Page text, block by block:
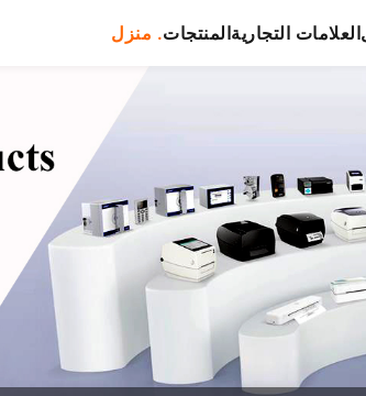
منزل .المنتجاتالعلامات التجارية